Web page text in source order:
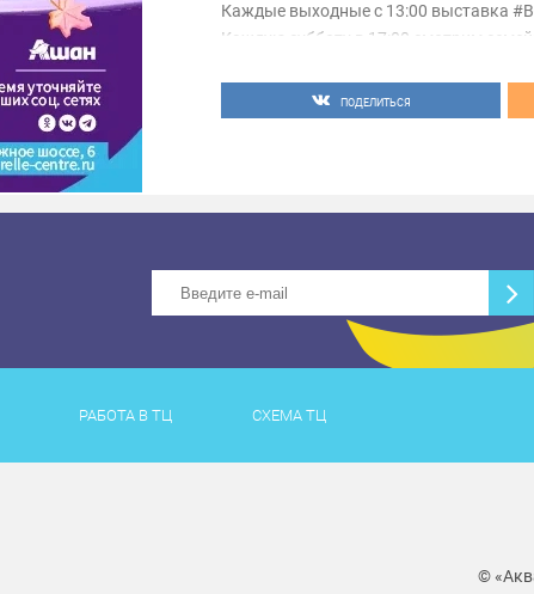
Каждые выходные с 13:00 выставка
Каждую субботу в 17:00 смотрим
#события_Акварель
ПОДЕЛИТЬСЯ
РАБОТА В ТЦ СХЕМА ТЦ
©